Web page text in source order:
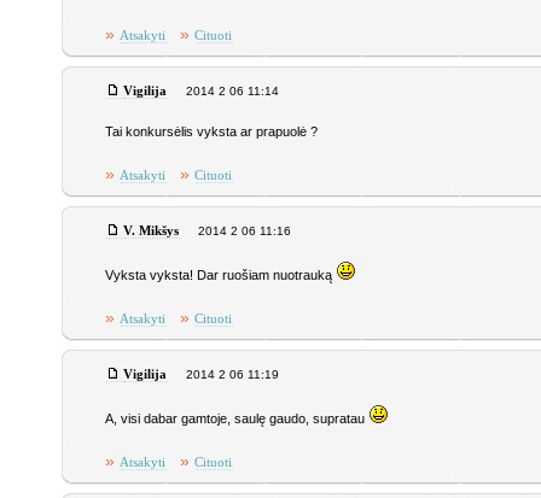
» Atsakyti » Cituoti
Vigilija 2014 2 06 11:14
Tai konkursėlis vyksta ar prapuolė ?
» Atsakyti » Cituoti
V. Mikšys 2014 2 06 11:16
Vyksta vyksta! Dar ruošiam nuotrauką
» Atsakyti » Cituoti
Vigilija 2014 2 06 11:19
A, visi dabar gamtoje, saulę gaudo, supratau
» Atsakyti » Cituoti